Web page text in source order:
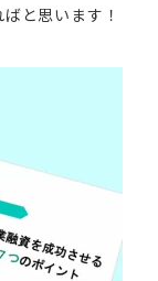
と思います！